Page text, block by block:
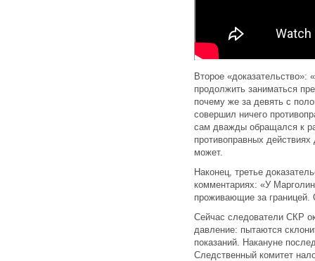
Второе «доказательство»:
продолжить заниматься
почему же за девять с
совершил ничего
сам дважды обращался к
противоправных
может.
Наконец, третье
комментариях: «У
проживающие за границей.
Сейчас следователи СКР
давление: пытаются
показаний. Накануне
Следственный комитет